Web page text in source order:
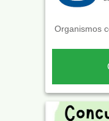
Organismos